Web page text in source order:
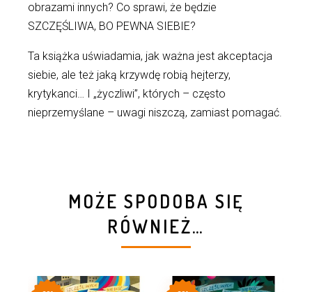
obrazami innych? Co sprawi, że będzie
SZCZĘŚLIWA, BO PEWNA SIEBIE?
Ta książka uświadamia, jak ważna jest akceptacja
siebie, ale też jaką krzywdę robią hejterzy,
krytykanci… I „życzliwi”, których – często
nieprzemyślane – uwagi niszczą, zamiast pomagać.
MOŻE SPODOBA SIĘ
RÓWNIEŻ…